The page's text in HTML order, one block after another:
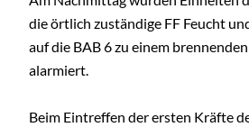
die örtlich zuständige FF Feucht
auf die BAB 6 zu einem
alarmiert.
Beim Eintreffen der ersten Kräfte